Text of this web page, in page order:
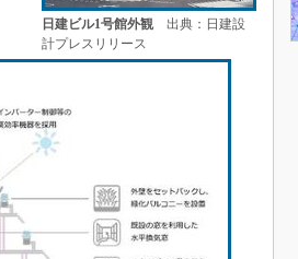
日建ビル1号館外観 出典：日建設
計プレスリリース